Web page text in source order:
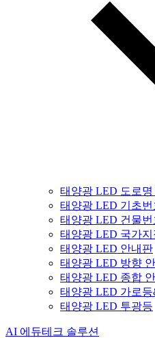
태양광 LED 도로
태양광 LED 기초
태양광 LED 건물
태양광 LED 국가
태양광 LED 안내판
태양광 LED 방향
태양광 LED 종합
태양광 LED 가로
태양광 LED 투광등
AI 에듀테크 솔루션